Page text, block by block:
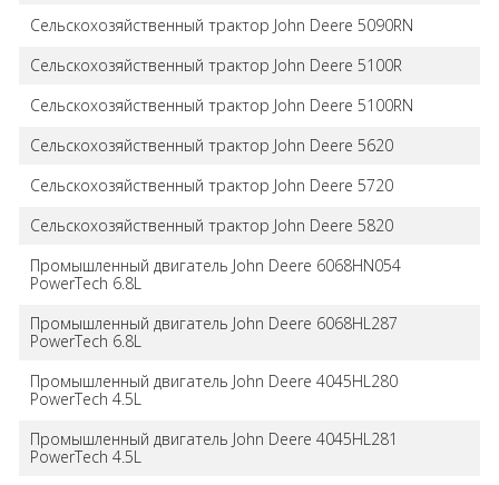
Сельскохозяйственный трактор John Deere 5090RN
Сельскохозяйственный трактор John Deere 5100R
Сельскохозяйственный трактор John Deere 5100RN
Сельскохозяйственный трактор John Deere 5620
Сельскохозяйственный трактор John Deere 5720
Сельскохозяйственный трактор John Deere 5820
Промышленный двигатель John Deere 6068HN054
PowerTech 6.8L
Промышленный двигатель John Deere 6068HL287
PowerTech 6.8L
Промышленный двигатель John Deere 4045HL280
PowerTech 4.5L
Промышленный двигатель John Deere 4045HL281
PowerTech 4.5L